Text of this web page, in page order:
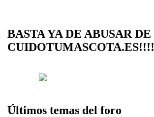
BASTA YA DE ABUSAR DE
CUIDOTUMASCOTA.ES!!!!
Últimos temas del foro